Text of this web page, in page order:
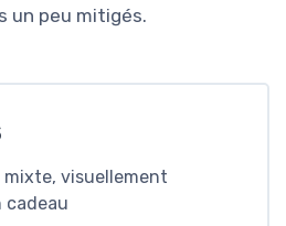
un peu mitigés.
mixte, visuellement
cadeau